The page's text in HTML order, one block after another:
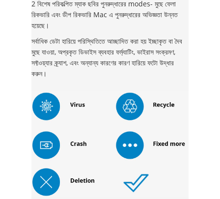
2 বিশেষ পরিকল্পিত ম্যাক ছবির পুনরুদ্ধারের modes- মুছে ফেলা
রিকভারি এবং ডীপ রিকভারি Mac এ পুনরুদ্ধারের অভিজ্ঞতা উন্নত
হয়েছে।
সর্বাধিক ডেটা হারিয়ে পরিস্থিতিতে আচ্ছাদিত করা হয় ইচ্ছাকৃত বা দৈব
মুছে যাওয়া, অপ্রকৃত ডিভাইস ব্যবহার ফর্ম্যাটিং, ভাইরাস সংক্রমণ,
সফ্টওয়্যার ক্র্যাশ, এবং অন্যান্য কারণের কারণ হারিয়ে ফটো উদ্ধার
করুন।